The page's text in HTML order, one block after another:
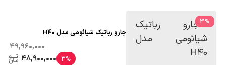
%
3
جارو رباتیک شیائومی مدل H40
49,960,000
3%
48,900,000